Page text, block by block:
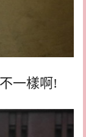
一樣啊!